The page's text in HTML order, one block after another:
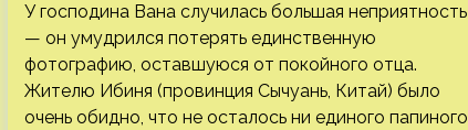
У господина Вана случилась большая неприятность
— он умудрился потерять единственную
фотографию, оставшуюся от покойного отца.
Жителю Ибиня (провинция Сычуань, Китай) было
очень обидно, что не осталось ни единого папиного